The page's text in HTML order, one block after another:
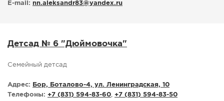
E-mail: nn.aleksandr83@yandex.ru
Детсад № 6 "Дюймовочка"
Семейный детсад
Адрес:
Бор, Боталово-4, ул. Ленинградская, 10
Телефоны: +7 (831) 594-83-60
+7 (831) 594-83-50